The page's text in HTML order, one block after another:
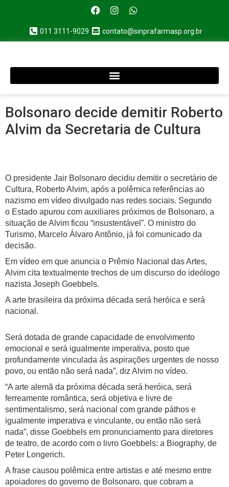
011 3111-9029 contato@sinprafarmasp.org.br
Bolsonaro decide demitir Roberto
Alvim da Secretaria de Cultura
O presidente Jair Bolsonaro decidiu demitir o secretário de
Cultura, Roberto Alvim, após a polêmica referências ao
nazismo em vídeo divulgado nas redes sociais. Segundo
o Estado apurou com auxiliares próximos de Bolsonaro, a
situação de Alvim ficou “insustentável”. O ministro do
Turismo, Marcelo Álvaro Antônio, já foi comunicado da
decisão.
Em vídeo em que anuncia o Prêmio Nacional das Artes,
Alvim cita textualmente trechos de um discurso do ideólogo
nazista Joseph Goebbels.
A arte brasileira da próxima década será heróica e será
nacional.
Será dotada de grande capacidade de envolvimento
emocional e será igualmente imperativa, posto que
profundamente vinculada às aspirações urgentes de nosso
povo, ou então não será nada”, diz Alvim no vídeo.
“A arte alemã da próxima década será heróica, será
ferreamente romântica, será objetiva e livre de
sentimentalismo, será nacional com grande páthos e
igualmente imperativa e vinculante, ou então não será
nada”, disse Goebbels em pronunciamento para diretores
de teatro, de acordo com o livro Goebbels: a Biography, de
Peter Longerich.
A frase causou polêmica entre artistas e até mesmo entre
apoiadores do governo de Bolsonaro, que cobram a